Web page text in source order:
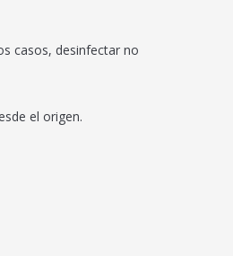
casos, desinfectar no
el origen.